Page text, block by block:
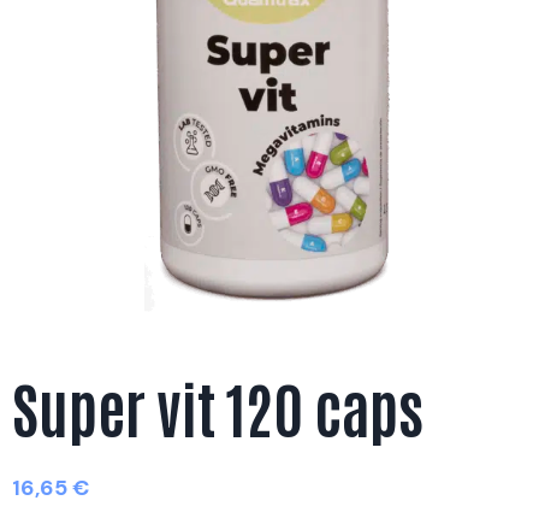
Super vit 120 caps
16,65€